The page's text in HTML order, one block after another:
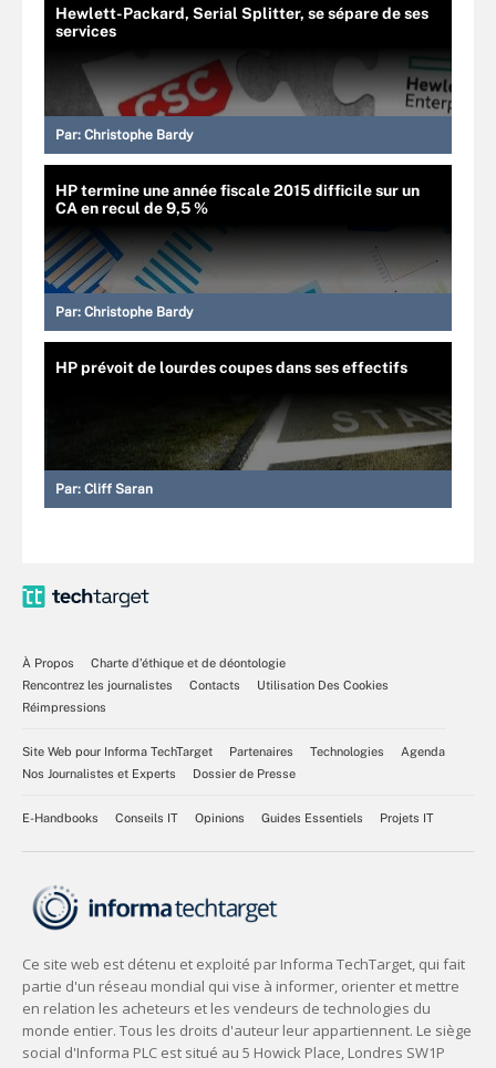
Hewlett-Packard, Serial Splitter, se sépare de ses
services
Par: Christophe Bardy
HP termine une année fiscale 2015 difficile sur un
CA en recul de 9,5 %
Par: Christophe Bardy
HP prévoit de lourdes coupes dans ses effectifs
Par: Cliff Saran
À Propos
Charte d’éthique et de déontologie
Rencontrez les journalistes
Contacts
Utilisation Des Cookies
Réimpressions
Site Web pour Informa TechTarget Partenaires Technologies
Agenda
Nos Journalistes et Experts
Dossier de Presse
E-Handbooks Conseils IT Opinions Guides Essentiels Projets IT